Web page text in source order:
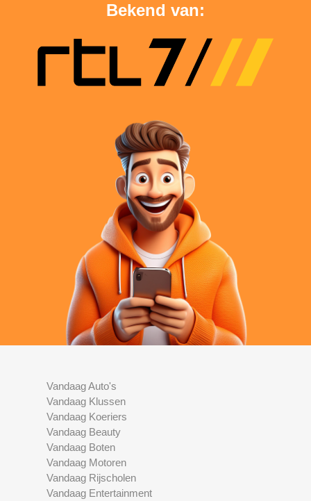
Bekend van:
Vandaag Auto's
Vandaag Klussen
Vandaag Koeriers
Vandaag Beauty
Vandaag Boten
Vandaag Motoren
Vandaag Rijscholen
Vandaag Entertainment